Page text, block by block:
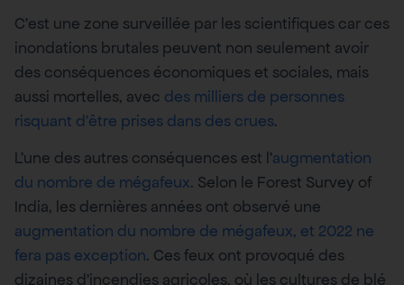
C’est une zone surveillée par les scientifiques car ces
inondations brutales peuvent non seulement avoir
des conséquences économiques et sociales, mais
aussi mortelles, avec des milliers de personnes
risquant d’être prises dans des crues.
L’une des autres conséquences est l’augmentation
du nombre de mégafeux. Selon le Forest Survey of
India, les dernières années ont observé une
augmentation du nombre de mégafeux, et 2022 ne
fera pas exception. Ces feux ont provoqué des
dizaines d’incendies agricoles, où les cultures de blé